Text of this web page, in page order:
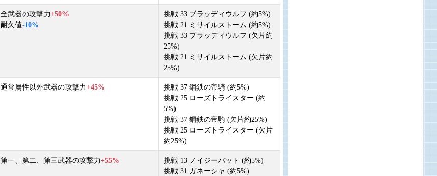
全武器の攻撃力+50%
耐久値-10%
挑戦 33 ブラッディウルフ (約5%)
挑戦 21 ミサイルストーム (約5%)
挑戦 33 ブラッディウルフ (欠片約
25%)
挑戦 21 ミサイルストーム (欠片約
25%)
通常属性以外武器の攻撃力+45%
挑戦 37 鋼鉄の帝騎 (約5%)
挑戦 25 ローズトライスター (約
5%)
挑戦 37 鋼鉄の帝騎 (欠片約25%)
挑戦 25 ローズトライスター (欠片
約25%)
第一、第二、第三武器の攻撃力+55%
挑戦 13 ノイジーバット (約5%)
挑戦 31 ガネーシャ (約5%)